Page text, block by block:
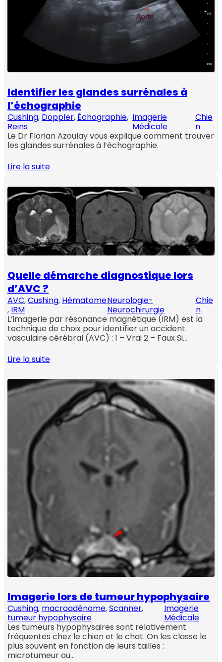
Identifier les glandes surrénales à
l’échographie
Cushing, Doppler, Échographie,
Reins
Imagerie
Médicale
Chie
n
Le Dr Florian Azoulay vous explique comment trouver
les glandes surrénales à l’échographie.
Lire la suite
Quelle démarche diagnostique lors
d’AVC ?
AVC, Cushing, Hématome
, IRM
Neurologie-
Neurochirurgie
Chie
n
L’imagerie par résonance magnétique (IRM) est la
technique de choix pour identifier un accident
vasculaire cérébral (AVC) : 1 – Vrai 2 – Faux Si…
Lire la suite
Imagerie lors de tumeur hypophysaire
Cushing, macroadénome, Scanner,
tumeur hypophysaire
Imagerie
Médicale
Les tumeurs hypophysaires sont relativement
fréquentes chez le chien et le chat. On les classe le
plus souvent en fonction de leurs tailles :
microtumeur ou…